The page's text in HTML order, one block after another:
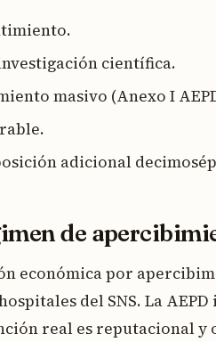
científica.
masivo (Anexo I
adicional
de
económica por
del SNS. La AEPD
real es reputacional y